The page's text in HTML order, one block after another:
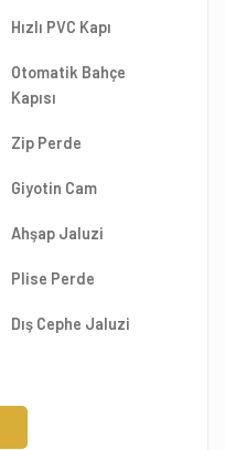
Hızlı PVC Kapı
Otomatik Bahçe
Kapısı
Zip Perde
Giyotin Cam
Ahşap Jaluzi
Plise Perde
Dış Cephe Jaluzi